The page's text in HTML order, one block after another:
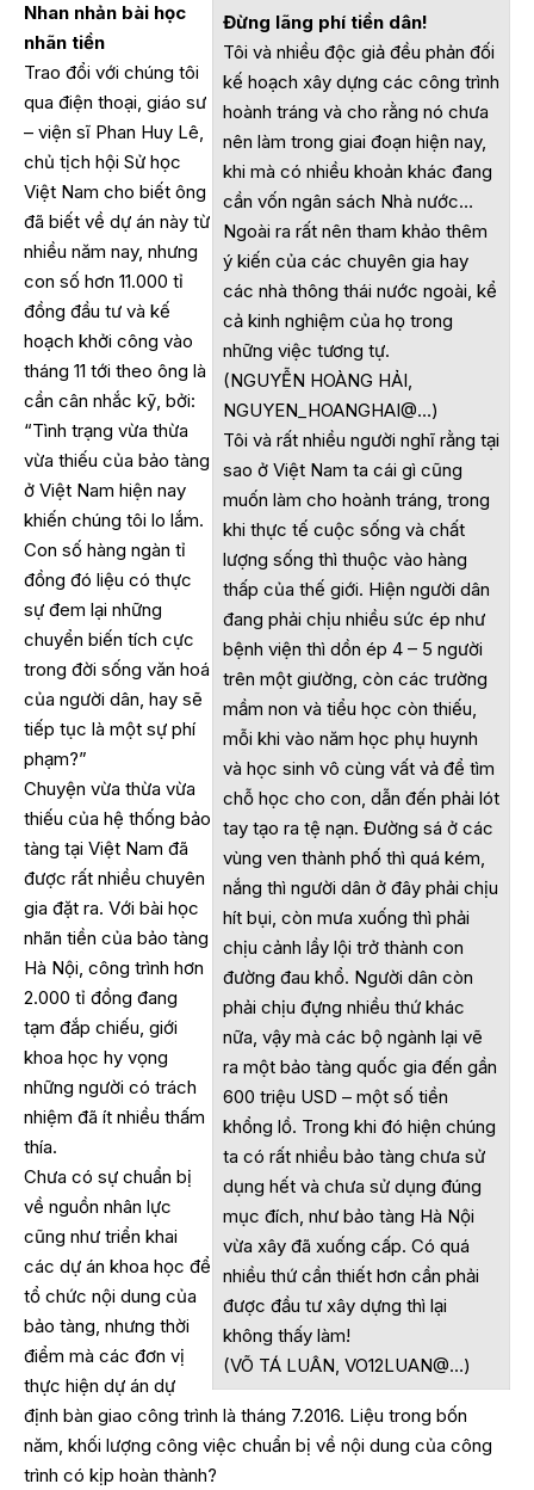
Đừng lãng phí tiền dân!
Tôi và nhiều độc giả đều phản đối
kế hoạch xây dựng các công trình
hoành tráng và cho rằng nó chưa
nên làm trong giai đoạn hiện nay,
khi mà có nhiều khoản khác đang
cần vốn ngân sách Nhà nước…
Ngoài ra rất nên tham khảo thêm
ý kiến của các chuyên gia hay
các nhà thông thái nước ngoài, kể
cả kinh nghiệm của họ trong
những việc tương tự.
(NGUYỄN HOÀNG HẢI,
NGUYEN_HOANGHAI@…)
Tôi và rất nhiều người nghĩ rằng tại
sao ở Việt Nam ta cái gì cũng
muốn làm cho hoành tráng, trong
khi thực tế cuộc sống và chất
lượng sống thì thuộc vào hàng
thấp của thế giới. Hiện người dân
đang phải chịu nhiều sức ép như
bệnh viện thì dồn ép 4 – 5 người
trên một giường, còn các trường
mầm non và tiểu học còn thiếu,
mỗi khi vào năm học phụ huynh
và học sinh vô cùng vất vả để tìm
chỗ học cho con, dẫn đến phải lót
tay tạo ra tệ nạn. Đường sá ở các
vùng ven thành phố thì quá kém,
nắng thì người dân ở đây phải chịu
hít bụi, còn mưa xuống thì phải
chịu cảnh lầy lội trở thành con
đường đau khổ. Người dân còn
phải chịu đựng nhiều thứ khác
nữa, vậy mà các bộ ngành lại vẽ
ra một bảo tàng quốc gia đến gần
600 triệu USD – một số tiền
khổng lồ. Trong khi đó hiện chúng
ta có rất nhiều bảo tàng chưa sử
dụng hết và chưa sử dụng đúng
mục đích, như bảo tàng Hà Nội
vừa xây đã xuống cấp. Có quá
nhiều thứ cần thiết hơn cần phải
được đầu tư xây dựng thì lại
không thấy làm!
(VÕ TÁ LUÂN, VO12LUAN@…)
Nhan nhản bài học
nhãn tiền
Trao đổi với chúng tôi
qua điện thoại, giáo sư
– viện sĩ Phan Huy Lê,
chủ tịch hội Sử học
Việt Nam cho biết ông
đã biết về dự án này từ
nhiều năm nay, nhưng
con số hơn 11.000 tỉ
đồng đầu tư và kế
hoạch khởi công vào
tháng 11 tới theo ông là
cần cân nhắc kỹ, bởi:
“Tình trạng vừa thừa
vừa thiếu của bảo tàng
ở Việt Nam hiện nay
khiến chúng tôi lo lắm.
Con số hàng ngàn tỉ
đồng đó liệu có thực
sự đem lại những
chuyển biến tích cực
trong đời sống văn hoá
của người dân, hay sẽ
tiếp tục là một sự phí
phạm?”
Chuyện vừa thừa vừa
thiếu của hệ thống bảo
tàng tại Việt Nam đã
được rất nhiều chuyên
gia đặt ra. Với bài học
nhãn tiền của bảo tàng
Hà Nội, công trình hơn
2.000 tỉ đồng đang
tạm đắp chiếu, giới
khoa học hy vọng
những người có trách
nhiệm đã ít nhiều thấm
thía.
Chưa có sự chuẩn bị
về nguồn nhân lực
cũng như triển khai
các dự án khoa học để
tổ chức nội dung của
bảo tàng, nhưng thời
điểm mà các đơn vị
thực hiện dự án dự
định bàn giao công trình là tháng 7.2016. Liệu trong bốn
năm, khối lượng công việc chuẩn bị về nội dung của công
trình có kịp hoàn thành?